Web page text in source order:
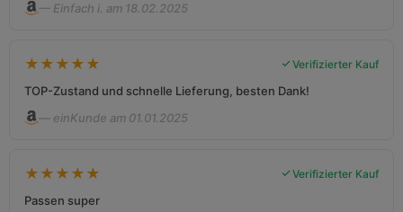
— Einfach i. am 18.02.2025
★ ★ ★ ★ ★ Verifizierter Kauf
TOP-Zustand und schnelle Lieferung, besten Dank!
— einKunde am 01.01.2025
★ ★ ★ ★ ★ Verifizierter Kauf
Passen super